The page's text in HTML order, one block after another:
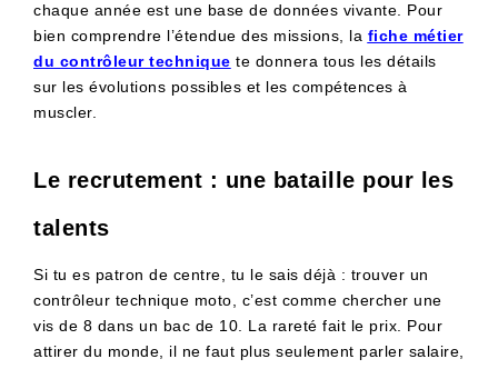
chaque année est une base de données vivante. Pour
bien comprendre l’étendue des missions, la fiche métier
du contrôleur technique te donnera tous les détails
sur les évolutions possibles et les compétences à
muscler.
Le recrutement : une bataille pour les
talents
Si tu es patron de centre, tu le sais déjà : trouver un
contrôleur technique moto, c’est comme chercher une
vis de 8 dans un bac de 10. La rareté fait le prix. Pour
attirer du monde, il ne faut plus seulement parler salaire,